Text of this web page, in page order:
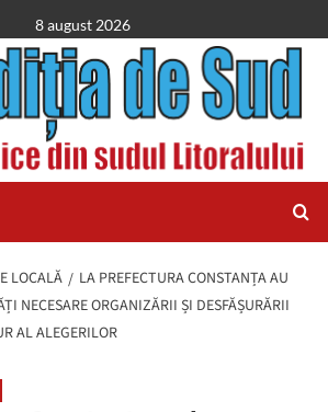
8 august 2026
LOCALĂ
LA PREFECTURA CONSTANȚA AU
NECESARE ORGANIZĂRII ȘI DESFĂȘURĂRII
AL ALEGERILOR